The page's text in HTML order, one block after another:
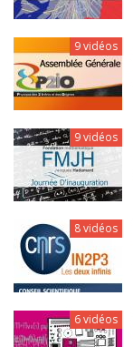
9 vidéos
9 vidéos
8 vidéos
6 vidéos